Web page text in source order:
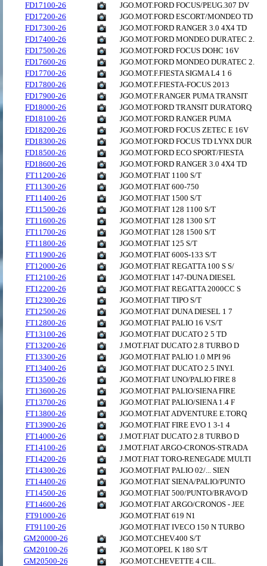
FD17100-26
JGO.MOT.FORD FOCUS/PEUG.307 DV
FD17200-26
JGO.MOT.FORD ESCORT/MONDEO TD
FD17300-26
JGO.MOT.FORD RANGER 3.0 4X4 TD
FD17400-26
JGO.MOT.FORD MONDEO DURATEC 2.
FD17500-26
JGO.MOT.FORD FOCUS DOHC 16V
FD17600-26
JGO.MOT.FORD MONDEO DURATEC 2.
FD17700-26
JGO.MOT.F.FIESTA SIGMA L4 1 6
FD17800-26
JGO.MOT.F.FIESTA-FOCUS 2013
FD17900-26
JGO.MOT.F.RANGER PUMA TRANSIT
FD18000-26
JGO.MOT.FORD TRANSIT DURATORQ
FD18100-26
JGO.MOT.FORD RANGER PUMA
FD18200-26
JGO.MOT.FORD FOCUS ZETEC E 16V
FD18300-26
JGO.MOT.FORD FOCUS TD LYNX DUR
FD18500-26
JGO.MOT.FORD ECO SPORT/FIESTA
FD18600-26
JGO.MOT.FORD RANGER 3.0 4X4 TD
FT11200-26
JGO.MOT.FIAT 1100 S/T
FT11300-26
JGO.MOT.FIAT 600-750
FT11400-26
JGO.MOT.FIAT 1500 S/T
FT11500-26
JGO.MOT.FIAT 128 1100 S/T
FT11600-26
JGO.MOT.FIAT 128 1300 S/T
FT11700-26
JGO.MOT.FIAT 128 1500 S/T
FT11800-26
JGO.MOT.FIAT 125 S/T
FT11900-26
JGO.MOT.FIAT 600S-133 S/T
FT12000-26
JGO.MOT.FIAT REGATTA 100 S S/
FT12100-26
JGO.MOT.FIAT 147-DUNA DIESEL
FT12200-26
JGO.MOT.FIAT REGATTA 2000CC S
FT12300-26
JGO.MOT.FIAT TIPO S/T
FT12500-26
JGO.MOT.FIAT DUNA DIESEL 1 7
FT12800-26
JGO.MOT.FIAT PALIO 16 V.S/T
FT13100-26
JGO.MOT.FIAT DUCATO 2 5 TD
FT13200-26
J.MOT.FIAT DUCATO 2.8 TURBO D
FT13300-26
JGO.MOT.FIAT PALIO 1.0 MPI 96
FT13400-26
JGO.MOT.FIAT DUCATO 2.5 INY.I.
FT13500-26
JGO.MOT.FIAT UNO/PALIO FIRE 8
FT13600-26
JGO.MOT.FIAT PALIO/SIENA FIRE
FT13700-26
JGO.MOT.FIAT PALIO/SIENA 1.4 F
FT13800-26
JGO.MOT.FIAT ADVENTURE E.TORQ
FT13900-26
JGO.MOT.FIAT FIRE EVO 1 3-1 4
FT14000-26
J.MOT.FIAT DUCATO 2.8 TURBO D
FT14100-26
J.MOT.FIAT ARGO-CRONOS-STRADA
FT14200-26
J.MOT.FIAT TORO-RENEGADE MULTI
FT14300-26
JGO.MOT.FIAT PALIO 02/... SIEN
FT14400-26
JGO.MOT.FIAT SIENA/PALIO/PUNTO
FT14500-26
JGO.MOT.FIAT 500/PUNTO/BRAVO/D
FT14600-26
JGO.MOT.FIAT ARGO/CRONOS - JEE
FT91000-26
JGO.MOT.FIAT 619 N1
FT91100-26
JGO.MOT.FIAT IVECO 150 N TURBO
GM20000-26
JGO.MOT.CHEV.400 S/T
GM20100-26
JGO.MOT.OPEL K 180 S/T
GM20500-26
JGO.MOT.CHEVETTE 4 CIL.